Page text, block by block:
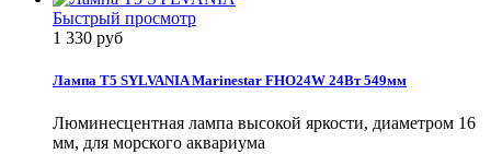
Быстрый просмотр
1 330 руб
Лампа T5 SYLVANIA Marinestar FHO24W 24Вт 549мм
Люминесцентная лампа высокой яркости, диаметром 16
мм, для морского аквариума